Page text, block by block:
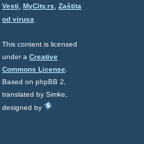
Vesti, MyCity.rs, Zaštita
od virusa
This content is licensed
under a Creative
Commons License
Based on phpBB 2,
translated by Simke,
designed by